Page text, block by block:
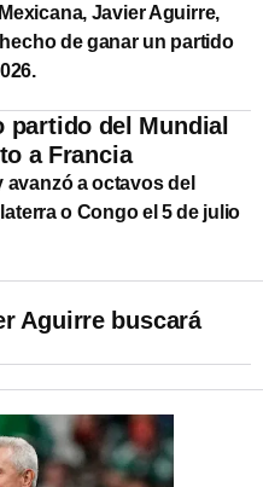
Javier Aguirre,
de ganar un partido
partido del Mundial
a Francia
avanzó a octavos del
o Congo el 5 de julio
Aguirre buscará